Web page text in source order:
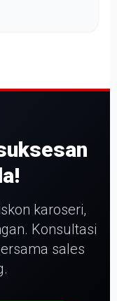
karoseri,
Konsultasi
sales